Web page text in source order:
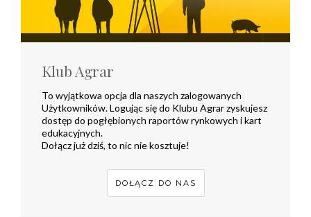
Klub Agrar
To wyjątkowa opcja dla naszych zalogowanych
Użytkowników. Logując się do Klubu Agrar zyskujesz
dostęp do pogłębionych raportów rynkowych i kart
edukacyjnych.
Dołącz już dziś, to nic nie kosztuje!
DOŁĄCZ DO NAS